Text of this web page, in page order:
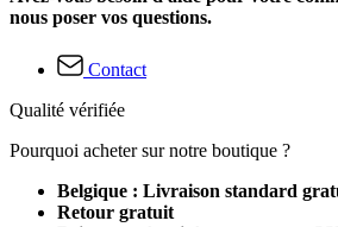
nous poser vos questions.
Contact
Qualité vérifiée
Pourquoi acheter sur notre boutique ?
Belgique : Livraison standard
Retour gratuit